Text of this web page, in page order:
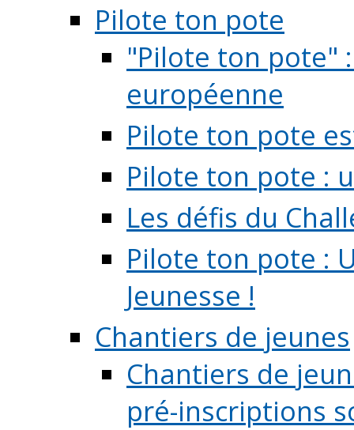
Pilote ton pote
"Pilote ton pote"
européenne
Pilote ton pote
Pilote ton pote :
Les défis du
Pilote ton pote :
Jeunesse !
Chantiers de jeunes
Chantiers de
pré-inscriptions